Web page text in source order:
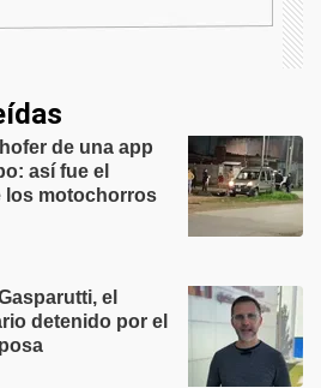
de una app
así fue el
los motochorros
el
detenido por el